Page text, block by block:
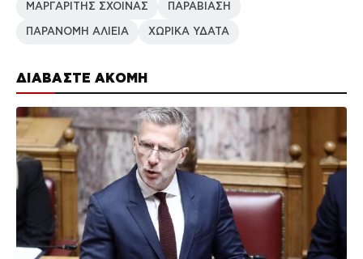
ΔΙΑΒΑΣΤΕ ΑΚΟΜΗ
ΜΑΡΓΑΡΙΤΗΣ ΣΧΟΙΝΑΣ ΠΑΡΑΒΙΑΣΗ
ΠΑΡΑΝΟΜΗ ΑΛΙΕΙΑ ΧΩΡΙΚΑ ΥΔΑΤΑ